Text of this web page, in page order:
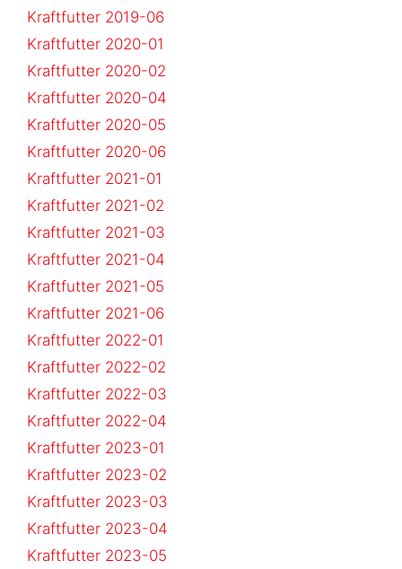
Kraftfutter 2019-06
Kraftfutter 2020-01
Kraftfutter 2020-02
Kraftfutter 2020-04
Kraftfutter 2020-05
Kraftfutter 2020-06
Kraftfutter 2021-01
Kraftfutter 2021-02
Kraftfutter 2021-03
Kraftfutter 2021-04
Kraftfutter 2021-05
Kraftfutter 2021-06
Kraftfutter 2022-01
Kraftfutter 2022-02
Kraftfutter 2022-03
Kraftfutter 2022-04
Kraftfutter 2023-01
Kraftfutter 2023-02
Kraftfutter 2023-03
Kraftfutter 2023-04
Kraftfutter 2023-05